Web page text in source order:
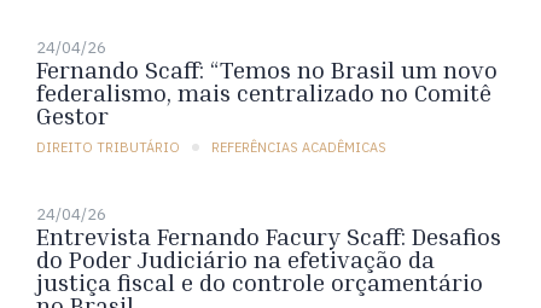
24/04/26
Fernando Scaff: “Temos no Brasil um novo
federalismo, mais centralizado no Comitê
Gestor
DIREITO TRIBUTÁRIO REFERÊNCIAS ACADÊMICAS
24/04/26
Entrevista Fernando Facury Scaff: Desafios
do Poder Judiciário na efetivação da
justiça fiscal e do controle orçamentário